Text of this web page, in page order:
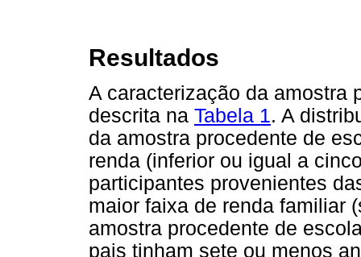
Resultados
A caracterização da amostra
descrita na Tabela 1. A
da amostra procedente de
renda (inferior ou igual a
participantes provenientes
maior faixa de renda familiar
amostra procedente de
pais tinham sete ou menos